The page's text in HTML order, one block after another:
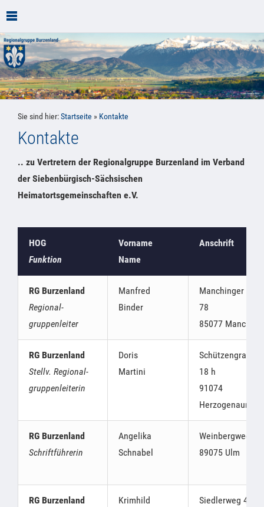
Sie sind hier:Startseite » Kontakte
Kontakte
.. zu Vertretern der Regionalgruppe Burzenland im Verband
der Siebenbürgisch-Sächsischen
Heimatortsgemeinschaften e.V.
HOG
Funktion
Vorname
Name
Anschrift
RG Burzenland
Regional-
gruppenleiter
Manfred
Binder
Manchinger Str.
78
85077 Manching
RG Burzenland
Stellv. Regional-
gruppenleiterin
Doris
Martini
Schützengraben
18 h
91074
Herzogenaurach
RG Burzenland
Schriftführerin
Angelika
Schnabel
Weinbergweg 32
89075 Ulm
RG Burzenland
Krimhild
Siedlerweg 45,